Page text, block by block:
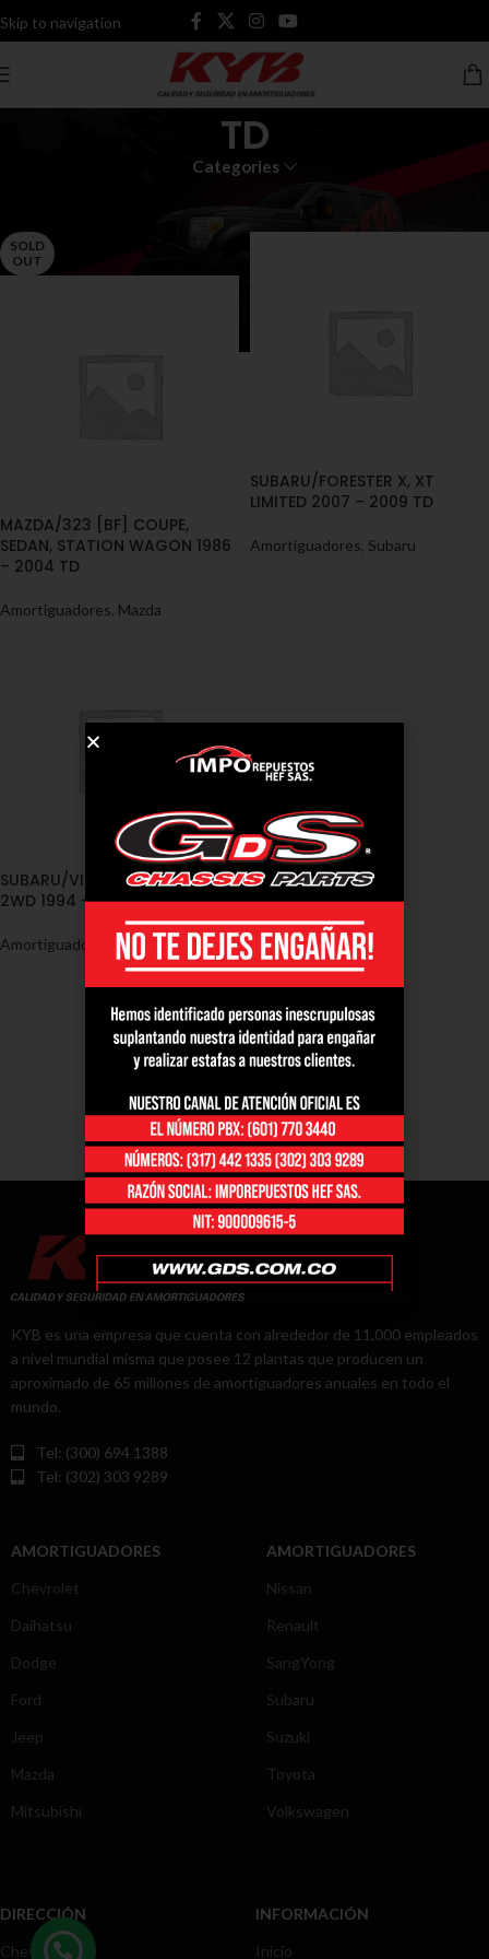
Skip to navigation
Skip to main content
TD
Categories
SOLD
OUT
MAZDA/323 [BF] COUPE,
SEDAN, STATION WAGON 1986
– 2004 TD
Amortiguadores Mazda
SUBARU/FORESTER X, XT
LIMITED 2007 – 2009 TD
Amortiguadores Subaru
SUBARU/VIVIO [KK3 – KW3]
2WD 1994 – 1998 TD
Amortiguadores Subaru
KYB es una empresa que cuenta con alrededor de 11,000 empleados
a nivel mundial misma que posee 12 plantas que producen un
aproximado de 65 millones de amortiguadores anuales en todo el
mundo.
Tel: (300) 694 1388
Tel: (302) 303 9289
AMORTIGUADORES
Chevrolet
Daihatsu
Dodge
Ford
Jeep
Mazda
Mitsubishi
AMORTIGUADORES
Nissan
Renault
SangYong
Subaru
Suzuki
Toyota
Volkswagen
DIRECCIÓN
Chevrolet
INFORMACIÓN
Inicio